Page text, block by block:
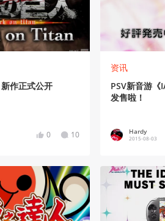
新作正式公开
0 10
资讯
PSV新音游
发售啦！
Hardy
2015-08-03